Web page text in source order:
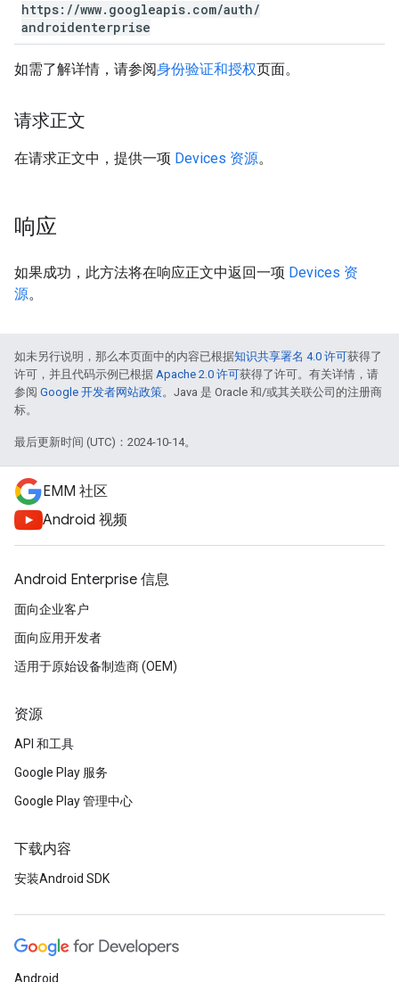
https: //www. googleapis. com/auth/
androidenterprise
如需了解详情，请参阅身份验证和授权页面。
请求正文
在请求正文中，提供一项 Devices 资源。
响应
如果成功，此方法将在响应正文中返回一项 Devices 资
源。
如未另行说明，那么本页面中的内容已根据知识共享署名 4.0 许可获得了
许可，并且代码示例已根据 Apache 2.0 许可获得了许可。有关详情，请
参阅 Google 开发者网站政策。Java 是 Oracle 和/或其关联公司的注册商
标。
最后更新时间 (UTC)：2024-10-14。
EMM 社区
Android 视频
Android Enterprise 信息
面向企业客户
面向应用开发者
适用于原始设备制造商 (OEM)
资源
API 和工具
Google Play 服务
Google Play 管理中心
下载内容
安装Android SDK
Android